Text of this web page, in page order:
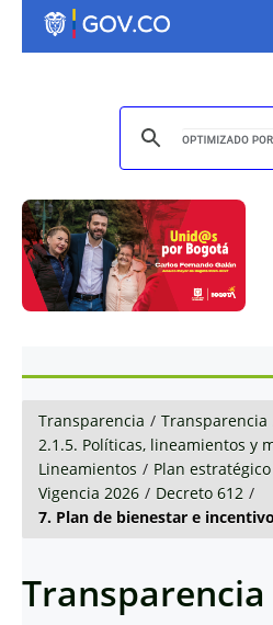
Transparencia / Transparencia
2.1.5. Políticas, lineamientos y
Lineamientos / Plan
Vigencia 2026 / Decreto 612 /
7. Plan de bienestar e
Transparencia